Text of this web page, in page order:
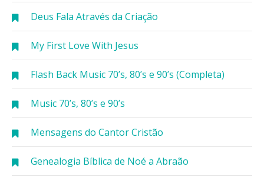
Deus Fala Através da Criação
My First Love With Jesus
Flash Back Music 70’s, 80’s e 90’s (Completa)
Music 70’s, 80’s e 90’s
Mensagens do Cantor Cristão
Genealogia Bíblica de Noé a Abraão